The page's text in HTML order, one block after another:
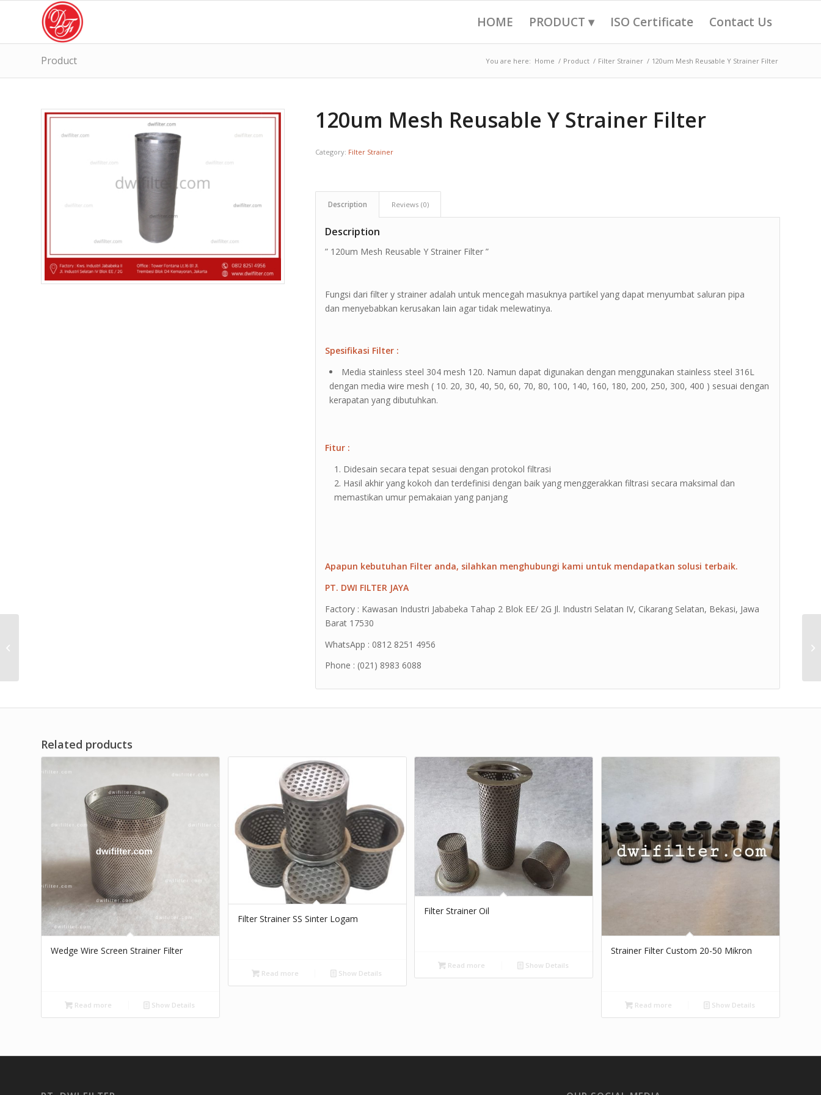
HOME PRODUCT ▾ ISO Certificate Contact Us
Product You are here: Home / Product / Filter Strainer / 120um Mesh Reusable Y Strainer Filter
120um Mesh Reusable Y Strainer Filter
Category: Filter Strainer
Description Reviews (0)
Description
” 120um Mesh Reusable Y Strainer Filter ”
Fungsi dari filter y strainer adalah untuk mencegah masuknya partikel yang dapat menyumbat saluran pipa
dan menyebabkan kerusakan lain agar tidak melewatinya.
Spesifikasi Filter :
Media stainless steel 304 mesh 120. Namun dapat digunakan dengan menggunakan stainless steel 316L
dengan media wire mesh ( 10. 20, 30, 40, 50, 60, 70, 80, 100, 140, 160, 180, 200, 250, 300, 400 ) sesuai dengan
kerapatan yang dibutuhkan.
Fitur :
Didesain secara tepat sesuai dengan protokol filtrasi
Hasil akhir yang kokoh dan terdefinisi dengan baik yang menggerakkan filtrasi secara maksimal dan
memastikan umur pemakaian yang panjang
Apapun kebutuhan Filter anda, silahkan menghubungi kami untuk mendapatkan solusi terbaik.
PT. DWI FILTER JAYA
Factory : Kawasan Industri Jababeka Tahap 2 Blok EE/ 2G Jl. Industri Selatan IV, Cikarang Selatan, Bekasi, Jawa
Barat 17530
WhatsApp : 0812 8251 4956
Phone : (021) 8983 6088
Related products
Wedge Wire Screen Strainer Filter
Read more Show Details
Filter Strainer SS Sinter Logam
Read more Show Details
Filter Strainer Oil
Read more Show Details
Strainer Filter Custom 20-50 Mikron
Read more Show Details